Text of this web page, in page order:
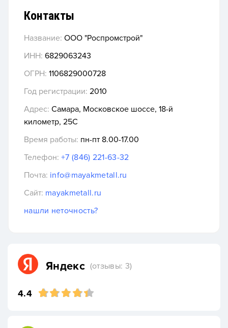
Контакты
Название: ООО "Роспромстрой"
ИНН: 6829063243
ОГРН: 1106829000728
Год регистрации: 2010
Адрес: Самара, Московское шоссе, 18-й
километр, 25С
Время работы: пн-пт 8.00-17.00
Телефон: +7 (846) 221-63-32
Почта: info@mayakmetall.ru
Сайт: mayakmetall.ru
нашли неточность?
Яндекс (отзывы: 3)
4.4